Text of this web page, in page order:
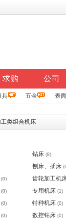
求购 公司
具 五金 表
类组合机床
钻床 (9)
刨床、插床
(0) 齿轮加工机
(0) 专用机床 (1)
(0) 特种机床 (0)
(0) 数控钻床 (0)